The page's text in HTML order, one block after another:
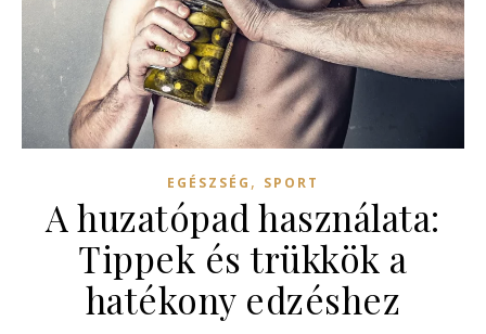
EGÉSZSÉG , SPORT
A huzatópad használata:
Tippek és trükkök a
hatékony edzéshez